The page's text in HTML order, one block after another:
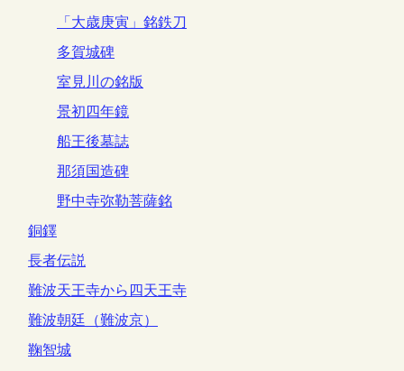
「大歳庚寅」銘鉄刀
多賀城碑
室見川の銘版
景初四年鏡
船王後墓誌
那須国造碑
野中寺弥勒菩薩銘
銅鐸
長者伝説
難波天王寺から四天王寺
難波朝廷（難波京）
鞠智城